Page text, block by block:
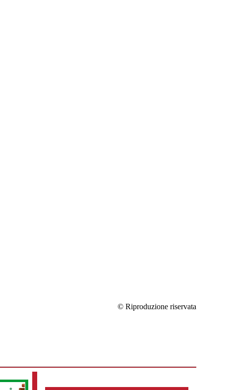
© Riproduzione riservata